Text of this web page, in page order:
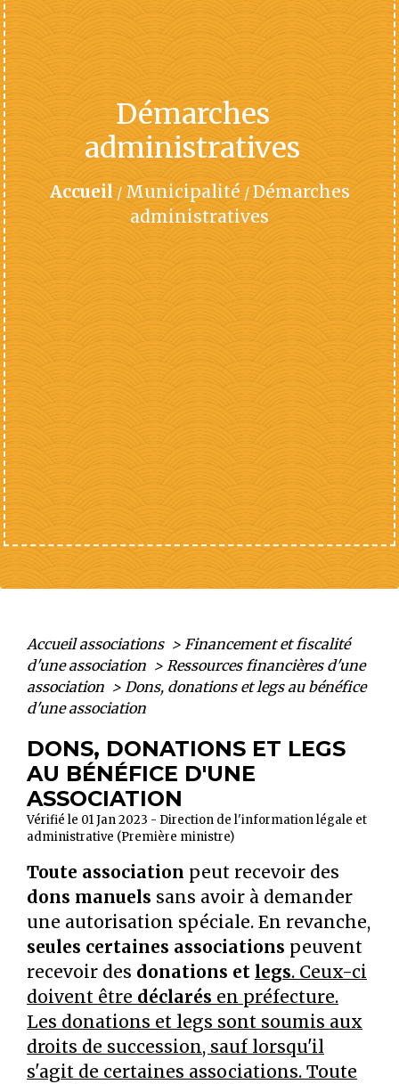
Démarches
administratives
Accueil / Municipalité / Démarches
administratives
Accueil associations > Financement et fiscalité
d'une association > Ressources financières d'une
association > Dons, donations et legs au bénéfice
d'une association
DONS, DONATIONS ET LEGS
AU BÉNÉFICE D'UNE
ASSOCIATION
Vérifié le 01 Jan 2023 - Direction de l'information légale et
administrative (Première ministre)
Toute association peut recevoir des
dons manuels sans avoir à demander
une autorisation spéciale. En revanche,
seules certaines associations peuvent
recevoir des donations et legs. Ceux-ci
doivent être déclarés en préfecture.
Les donations et legs sont soumis aux
droits de succession, sauf lorsqu'il
s'agit de certaines associations. Toute